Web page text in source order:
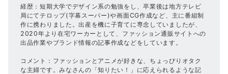
経歴：短期大学でデザイン系の勉強をし、卒業後は地方テレビ
局にてテロップ(字幕スーパー)や画面CG作成など、主に番組制
作に携わりました。出産を機に子育てに専念していましたが、
2020年より在宅ワーカーとして、ファッション通販サイトへの
出品作業やブランド情報の記事作成などをしています。
コメント：ファッションとアニメが好きな、ちょっぴりオタク
な主婦です。みなさんの「知りたい！」に応えられるような記